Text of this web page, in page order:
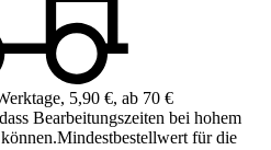
, 5,90 €, ab 70 €
Bearbeitungszeiten bei hohem
Mindestbestellwert für die